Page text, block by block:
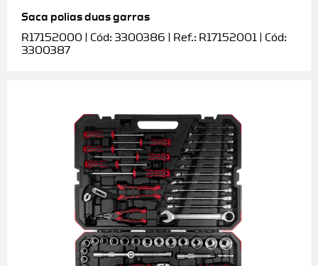
Saca polias duas garras
R17152000 | Cód: 3300386 | Ref.: R17152001 | Cód:
3300387